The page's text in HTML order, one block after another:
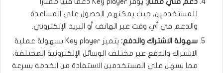
للمستخدمين، حيث يمكنهم الحصول على المساعدة
والدعم في أي وقت عبر الهاتف أو البريد الإلكتروني.
سهولة الاشتراك والدفع:
يتميز Key player بسهولة عملية
الاشتراك والدفع عبر مختلف الوسائل الإلكترونية المختلفة،
مما يسهل على المستخدمين الاستفادة من الخدمة بسرعة